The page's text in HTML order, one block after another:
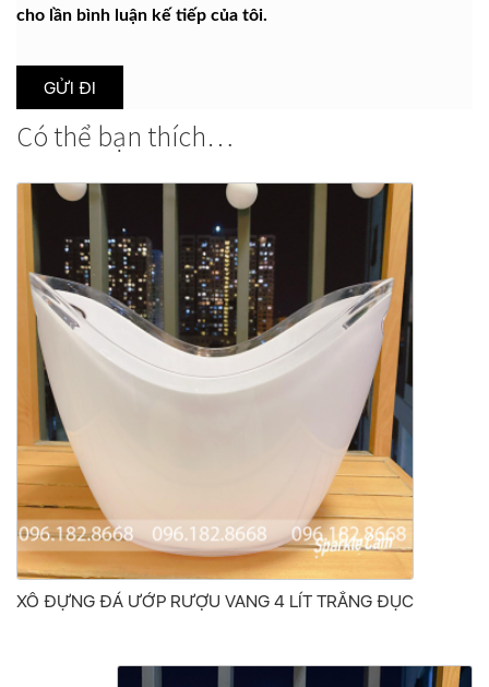
cho lần bình luận kế tiếp của tôi.
Có thể bạn thích…
XÔ ĐỰNG ĐÁ ƯỚP RƯỢU VANG 4 LÍT TRẮNG ĐỤC